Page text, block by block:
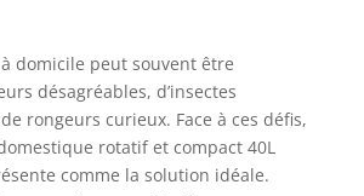
domicile peut souvent être
désagréables, d’insectes
rongeurs curieux. Face à ces défis,
rotatif et compact 40L
comme la solution idéale.